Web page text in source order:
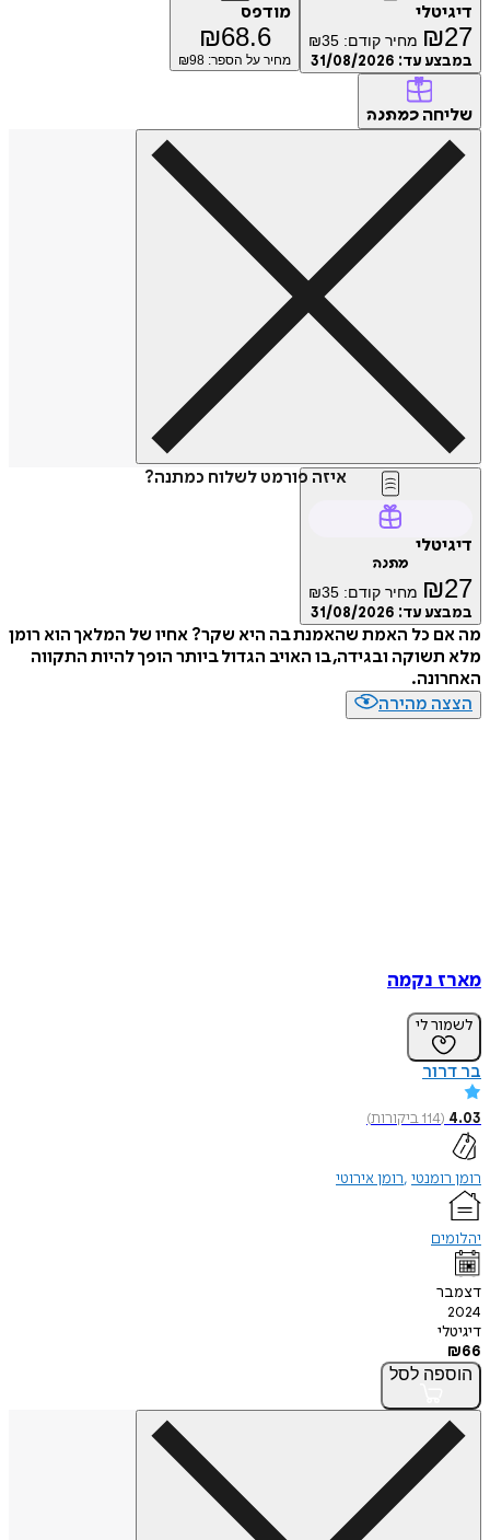
דיגיטלי
₪27 מחיר קודם: ₪35
במבצע עד: 31/08/2026
מודפס
₪68.6
מחיר על הספר: ₪ 98
שליחה כמתנה
איזה פורמט לשלוח כמתנה?
דיגיטלי
מתנה
₪27 מחיר קודם: ₪35
במבצע עד: 31/08/2026
מה אם כל האמת שהאמנת בה היא שקר? אחיו של המלאך הוא רומן
מלא תשוקה ובגידה, בו האויב הגדול ביותר הופך להיות התקווה
האחרונה.
הצצה מהירה
מארז נקמה
לשמור לי
בר דרור
4.03
(
114ביקורות)
רומן רומנטי רומן אירוטי
יהלומים
דצמבר
2024
דיגיטלי
₪66
הוספה לסל